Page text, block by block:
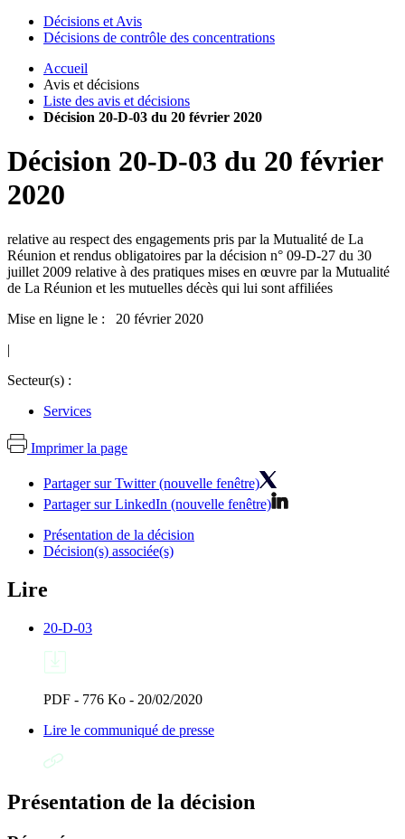
Décisions et Avis
Décisions de contrôle des concentrations
Accueil
Avis et décisions
Liste des avis et décisions
Décision 20-D-03 du 20 février 2020
Décision 20-D-03 du 20 février
2020
relative au respect des engagements pris par la Mutualité de La
Réunion et rendus obligatoires par la décision n° 09-D-27 du 30
juillet 2009 relative à des pratiques mises en œuvre par la Mutualité
de La Réunion et les mutuelles décès qui lui sont affiliées
Mise en ligne le : 20 février 2020
|
Secteur(s) :
Services
Imprimer la page
Partager sur Twitter (nouvelle fenêtre)
Partager sur LinkedIn (nouvelle fenêtre)
Présentation de la décision
Décision(s) associée(s)
Lire
20-D-03
PDF - 776 Ko - 20/02/2020
Lire le communiqué de presse
Présentation de la décision